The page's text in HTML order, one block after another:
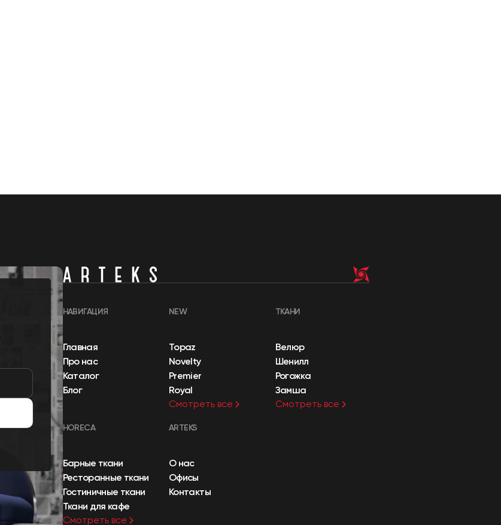
НАВИГАЦИЯ
Главная
Про нас
Каталог
Блог
NEW
Topaz
Novelty
Premier
Royal
Смотреть все
ТКАНИ
Велюр
Шенилл
Рогожка
Замша
Смотреть все
HORECA
Барные ткани
Ресторанные ткани
Гостиничные ткани
Ткани для кафе
Смотреть все
ARTEKS
О нас
Офисы
Контакты